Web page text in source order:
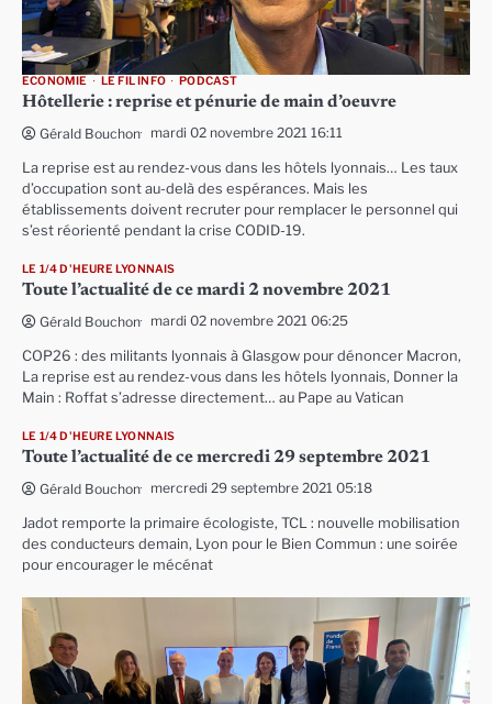
ECONOMIE LE FIL INFO PODCAST
Hôtellerie : reprise et pénurie de main d’oeuvre
Gérald Bouchon mardi 02 novembre 2021 16:11
La reprise est au rendez-vous dans les hôtels lyonnais… Les taux
d’occupation sont au-delà des espérances. Mais les
établissements doivent recruter pour remplacer le personnel qui
s’est réorienté pendant la crise CODID-19.
LE 1/4 D'HEURE LYONNAIS
Toute l’actualité de ce mardi 2 novembre 2021
Gérald Bouchon mardi 02 novembre 2021 06:25
COP26 : des militants lyonnais à Glasgow pour dénoncer Macron,
La reprise est au rendez-vous dans les hôtels lyonnais, Donner la
Main : Roffat s’adresse directement… au Pape au Vatican
LE 1/4 D'HEURE LYONNAIS
Toute l’actualité de ce mercredi 29 septembre 2021
Gérald Bouchon mercredi 29 septembre 2021 05:18
Jadot remporte la primaire écologiste, TCL : nouvelle mobilisation
des conducteurs demain, Lyon pour le Bien Commun : une soirée
pour encourager le mécénat